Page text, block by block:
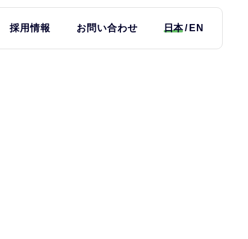
採用情報 お問い合わせ 日本 EN